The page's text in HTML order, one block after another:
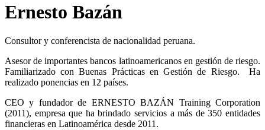
Ernesto Bazán
Consultor y conferencista de nacionalidad peruana.
Asesor de importantes bancos latinoamericanos en gestión de riesgo.
Familiarizado con Buenas Prácticas en Gestión de Riesgo. Ha
realizado ponencias en 12 países.
CEO y fundador de ERNESTO BAZÁN Training Corporation
(2011), empresa que ha brindado servicios a más de 350 entidades
financieras en Latinoamérica desde 2011.